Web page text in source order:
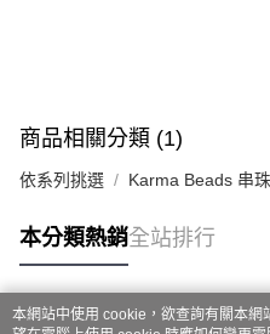
商品相關分類 (1)
依系列挑選 Karma Beads 串
本分類熱銷全站排行
本網站中使用 cookie，欲查詢有關本